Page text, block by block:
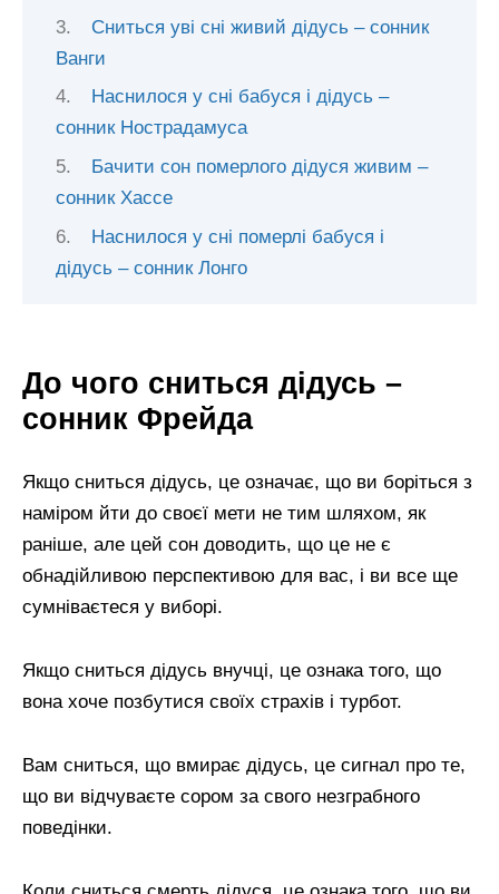
Сниться уві сні живий дідусь – сонник
Ванги
Наснилося у сні бабуся і дідусь –
сонник Нострадамуса
Бачити сон померлого дідуся живим –
сонник Хассе
Наснилося у сні померлі бабуся і
дідусь – сонник Лонго
До чого сниться дідусь –
сонник Фрейда
Якщо сниться дідусь, це означає, що ви боріться з
наміром йти до своєї мети не тим шляхом, як
раніше, але цей сон доводить, що це не є
обнадійливою перспективою для вас, і ви все ще
сумніваєтеся у виборі.
Якщо сниться дідусь внучці, це ознака того, що
вона хоче позбутися своїх страхів і турбот.
Вам сниться, що вмирає дідусь, це сигнал про те,
що ви відчуваєте сором за свого незграбного
поведінки.